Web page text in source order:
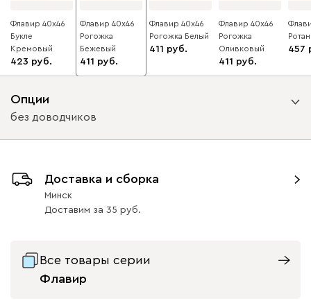
Флавир 40x46
Букле
Кремовый
423
Флавир 40x46
Рогожка
Бежевый
411
Флавир 40x46
Рогожка Белый
411
Флавир 40x46
Рогожка
Оливковый
411
457
Опции
без доводчиков
с доводчиками без доводчиков
Доставка и сборка
Минск
Доставим за 35
Все товары серии
Флавир